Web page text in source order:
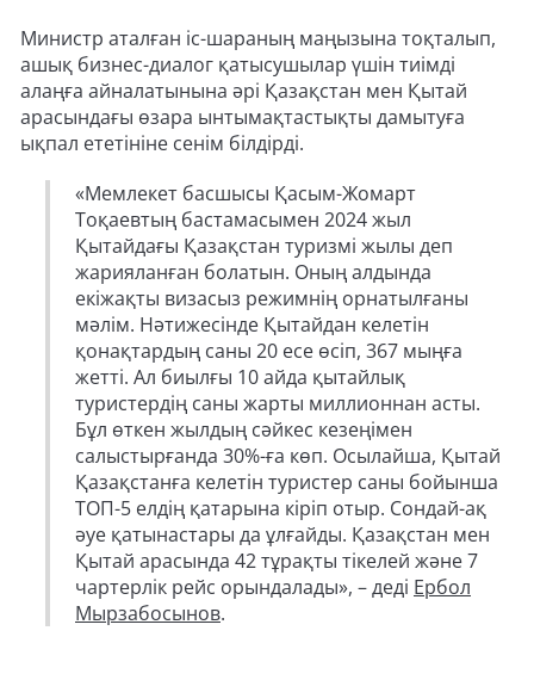
Министр аталған іс-шараның маңызына тоқталып,
ашық бизнес-диалог қатысушылар үшін тиімді
алаңға айналатынына әрі Қазақстан мен Қытай
арасындағы өзара ынтымақтастықты дамытуға
ықпал ететініне сенім білдірді.
«Мемлекет басшысы Қасым-Жомарт
Тоқаевтың бастамасымен 2024 жыл
Қытайдағы Қазақстан туризмі жылы деп
жарияланған болатын. Оның алдында
екіжақты визасыз режимнің орнатылғаны
мәлім. Нәтижесінде Қытайдан келетін
қонақтардың саны 20 есе өсіп, 367 мыңға
жетті. Ал биылғы 10 айда қытайлық
туристердің саны жарты миллионнан асты.
Бұл өткен жылдың сәйкес кезеңімен
салыстырғанда 30%-ға көп. Осылайша, Қытай
Қазақстанға келетін туристер саны бойынша
ТОП-5 елдің қатарына кіріп отыр. Сондай-ақ
әуе қатынастары да ұлғайды. Қазақстан мен
Қытай арасында 42 тұрақты тікелей және 7
чартерлік рейс орындалады», – деді Ербол
Мырзабосынов.